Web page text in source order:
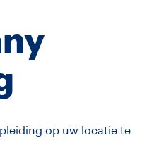
op uw locatie te